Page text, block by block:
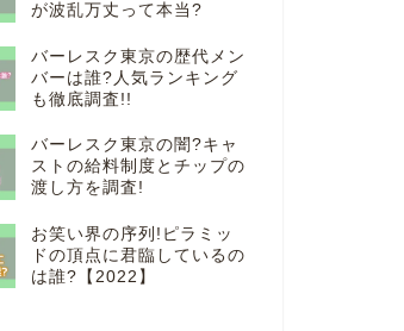
が波乱万丈って本当?
バーレスク東京の歴代メン
バーは誰?人気ランキング
も徹底調査!!
バーレスク東京の闇?キャ
ストの給料制度とチップの
渡し方を調査!
お笑い界の序列!ピラミッ
ドの頂点に君臨しているの
は誰?【2022】